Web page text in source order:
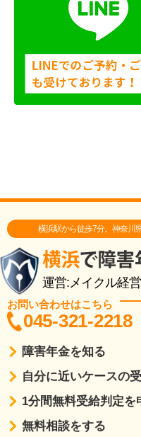
横浜駅から徒歩7分。神奈川
運営:メイクル経
お問い合わせはこちら
045-321-2218
障害年金を知る
自分に近いケースの
1分間無料受給判定を
無料相談をする